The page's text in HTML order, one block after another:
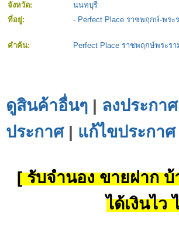
จังหวัด:
นนทบุรี
ที่อยู่:
- Perfect Place ราชพฤกษ์-พระ
คำค้น: Perfect Place ราชพฤกษ์พระรา
ดูสินค้าอื่นๆ | ลงประกาศ
ประกาศ| แก้ไขประกาศ
[ รับจำนอง ขายฝาก
ได้เงินไว